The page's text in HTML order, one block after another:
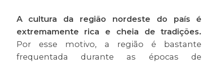
A cultura da região nordeste do país é
extremamente rica e cheia de tradições.
Por esse motivo, a região é bastante
frequentada durante as épocas de